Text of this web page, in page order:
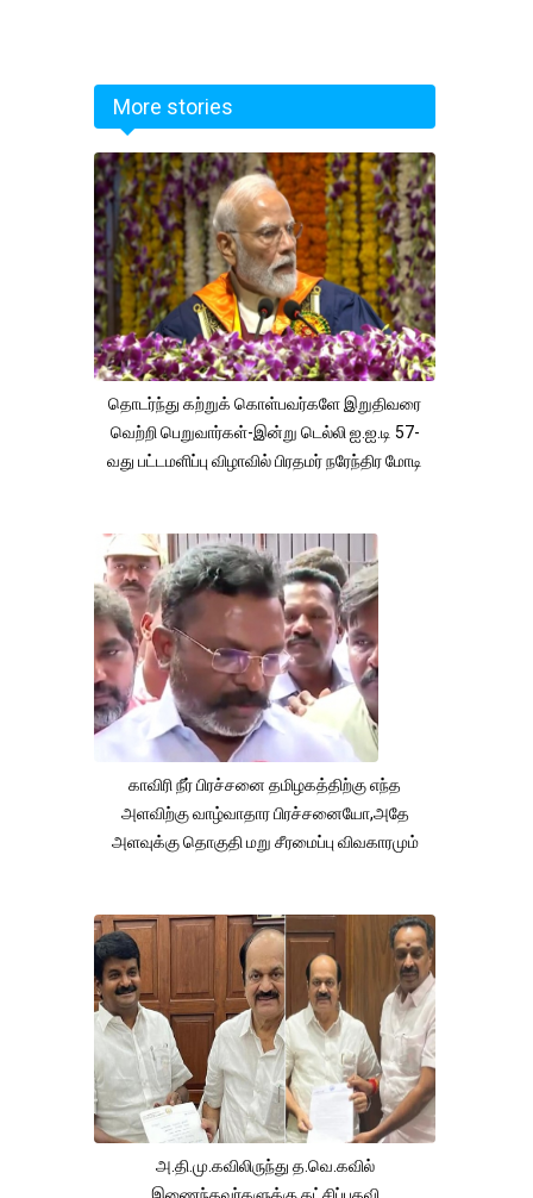
More stories
தொடர்ந்து கற்றுக் கொள்பவர்களே இறுதிவரை
வெற்றி பெறுவார்கள்-இன்று டெல்லி ஐ.ஐ.டி 57-
வது பட்டமளிப்பு விழாவில் பிரதமர் நரேந்திர மோடி
காவிரி நீர் பிரச்சனை தமிழகத்திற்கு எந்த
அளவிற்கு வாழ்வாதார பிரச்சனையோ,அதே
அளவுக்கு தொகுதி மறு சீரமைப்பு விவகாரமும்
அ.தி.மு.கவிலிருந்து த.வெ.கவில்